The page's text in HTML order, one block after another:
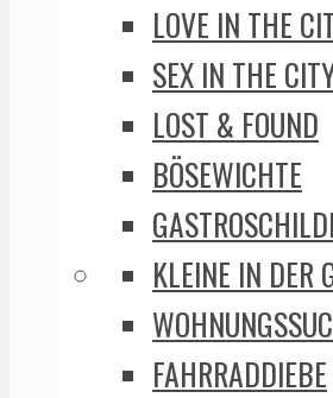
LOVE IN THE
SEX IN THE
LOST & FOUND
BÖSEWICHTE
KLEINE IN DER
FAHRRADDIEBE